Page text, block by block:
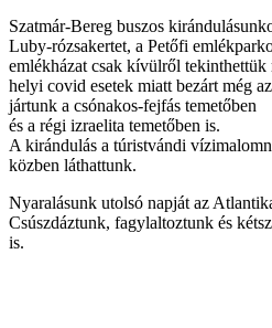
Szatmár-Bereg buszos
Luby-rózsakertet, a Petőfi
emlékházat csak kívülről tekinthettük
helyi covid esetek miatt bezárt még
jártunk a csónakos-fejfás temetőben
és a régi izraelita temetőben is.
A kirándulás a túristvándi
közben láthattunk.
Nyaralásunk utolsó napját az
Csúszdáztunk, fagylaltoztunk és
is.